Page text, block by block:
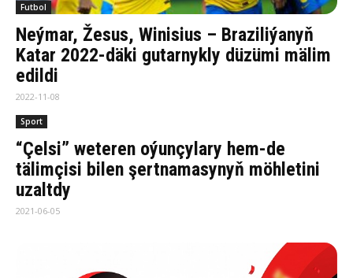
Futbol
Neýmar, Žesus, Winisius – Braziliýanyň
Katar 2022-däki gutarnykly düzümi mälim
edildi
2022-11-08
Sport
“Çelsi” weteren oýunçylary hem-de
tälimçisi bilen şertnamasynyň möhletini
uzaltdy
2021-06-05